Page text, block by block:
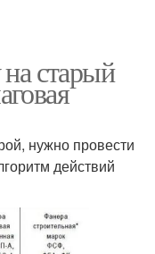
старый
нужно провести
действий